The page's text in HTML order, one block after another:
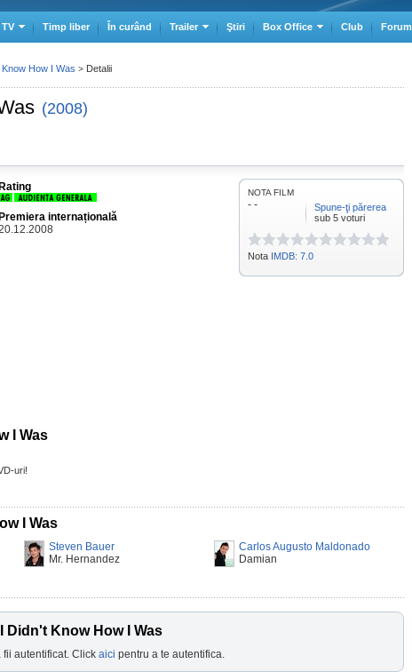
TV Timp liber În curând Trailer Ştiri Box Office Club Forum
(2008)
Rating
Premiera internațională
I Was
uri!
NOTA FILM
- -
Spune-ţi părerea
sub 5 voturi
Nota IMDB: 7.0
I Was
Steven Bauer
Mr. Hernandez
Carlos Augusto Maldonado
Damian
Didn't Know How I Was
fii autentificat. Click aici pentru a te autentifica.
Know How I Was > Detalii